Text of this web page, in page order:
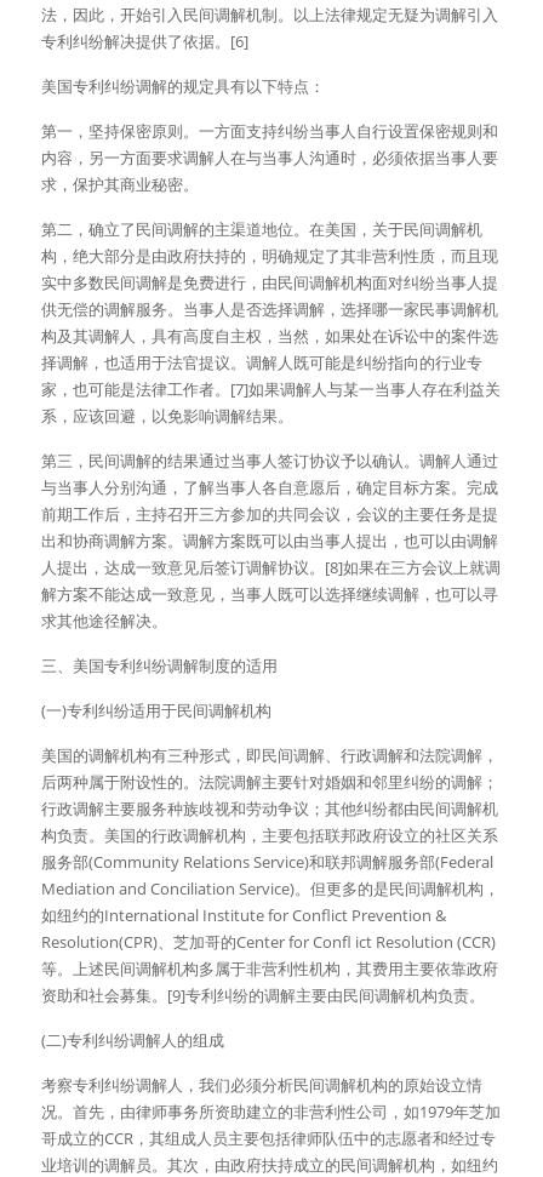
法，因此，开始引入民间调解机制。以上法律规定无疑为调解引入
专利纠纷解决提供了依据。[6]
美国专利纠纷调解的规定具有以下特点：
第一，坚持保密原则。一方面支持纠纷当事人自行设置保密规则和
内容，另一方面要求调解人在与当事人沟通时，必须依据当事人要
求，保护其商业秘密。
第二，确立了民间调解的主渠道地位。在美国，关于民间调解机
构，绝大部分是由政府扶持的，明确规定了其非营利性质，而且现
实中多数民间调解是免费进行，由民间调解机构面对纠纷当事人提
供无偿的调解服务。当事人是否选择调解，选择哪一家民事调解机
构及其调解人，具有高度自主权，当然，如果处在诉讼中的案件选
择调解，也适用于法官提议。调解人既可能是纠纷指向的行业专
家，也可能是法律工作者。[7]如果调解人与某一当事人存在利益关
系，应该回避，以免影响调解结果。
第三，民间调解的结果通过当事人签订协议予以确认。调解人通过
与当事人分别沟通，了解当事人各自意愿后，确定目标方案。完成
前期工作后，主持召开三方参加的共同会议，会议的主要任务是提
出和协商调解方案。调解方案既可以由当事人提出，也可以由调解
人提出，达成一致意见后签订调解协议。[8]如果在三方会议上就调
解方案不能达成一致意见，当事人既可以选择继续调解，也可以寻
求其他途径解决。
三、美国专利纠纷调解制度的适用
(一)专利纠纷适用于民间调解机构
美国的调解机构有三种形式，即民间调解、行政调解和法院调解，
后两种属于附设性的。法院调解主要针对婚姻和邻里纠纷的调解；
行政调解主要服务种族歧视和劳动争议；其他纠纷都由民间调解机
构负责。美国的行政调解机构，主要包括联邦政府设立的社区关系
服务部(Community Relations Service)和联邦调解服务部(Federal
Mediation and Conciliation Service)。但更多的是民间调解机构，
如纽约的International Institute for Conflict Prevention &
Resolution(CPR)、芝加哥的Center for Confl ict Resolution (CCR)
等。上述民间调解机构多属于非营利性机构，其费用主要依靠政府
资助和社会募集。[9]专利纠纷的调解主要由民间调解机构负责。
(二)专利纠纷调解人的组成
考察专利纠纷调解人，我们必须分析民间调解机构的原始设立情
况。首先，由律师事务所资助建立的非营利性公司，如1979年芝加
哥成立的CCR，其组成人员主要包括律师队伍中的志愿者和经过专
业培训的调解员。其次，由政府扶持成立的民间调解机构，如纽约